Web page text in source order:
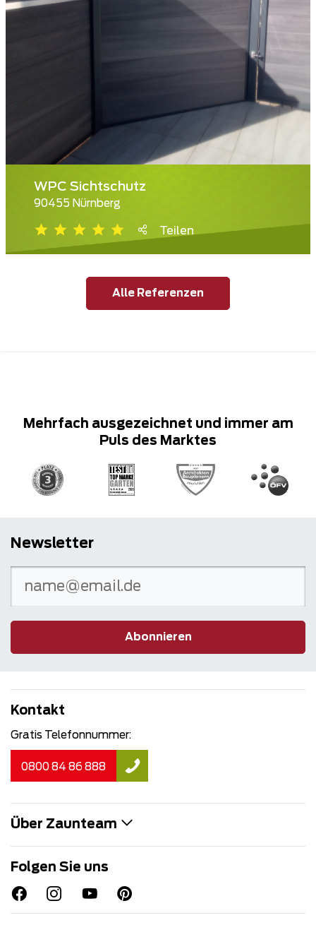
WPC Sichtschutz
90455 Nürnberg
Teilen
Alle Referenzen
Mehrfach ausgezeichnet und immer am
Puls des Marktes
Newsletter
Abonnieren
Kontakt
Gratis Telefonnummer:
0800 84 86 888
Über Zaunteam
Folgen Sie uns